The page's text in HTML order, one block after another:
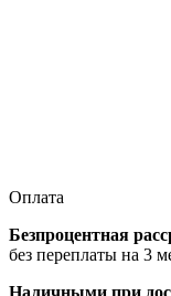
Оплата
Безпроцентная
без переплаты на 3
Наличными при